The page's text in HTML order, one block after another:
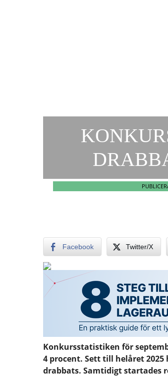
Facebook Twitter/X
Konkursstatistiken för
4 procent. Sett till helåret
drabbats. Samtidigt startades